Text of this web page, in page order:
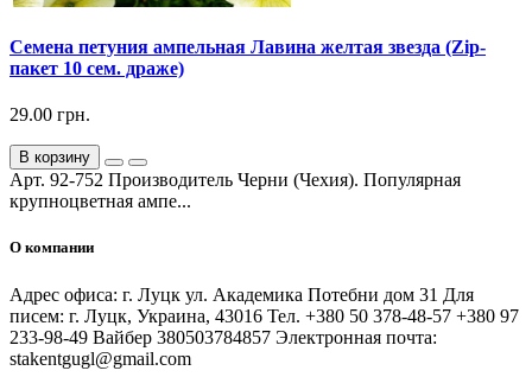
Семена петуния ампельная Лавина желтая звезда (Zip-
пакет 10 сем. драже)
29.00 грн.
В корзину
Арт. 92-752 Производитель Черни (Чехия). Популярная
крупноцветная ампе...
О компании
Адрес офиса: г. Луцк ул. Академика Потебни дом 31 Для
писем: г. Луцк, Украина, 43016 Тел. +380 50 378-48-57 +380 97
233-98-49 Вайбер 380503784857 Электронная почта:
stakentgugl@gmail.com